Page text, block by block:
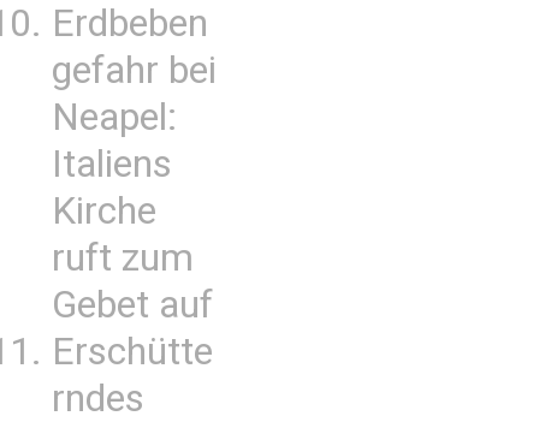
Erdbeben
gefahr bei
Neapel:
Italiens
Kirche
ruft zum
Gebet auf
Erschütte
rndes